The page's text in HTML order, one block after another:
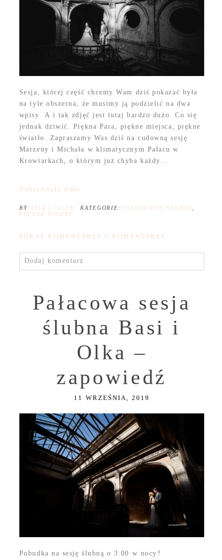
Sesja, której część chcemy Wam dziś pokazać była
na tyle obszerna, że musimy ją podzielić na dwa
wpisy. A i tak zdjęć jest tutaj bardzo dużo. Co się
jednak dziwić. Piękna Para, piękne miejsca, piękne
światło. Zapraszamy Was dziś na cudowną sesję
Marzeny i Michała w klimatycznym Pałacu w
Krowiarkach, o którym już chyba każdy...
Zobacz cały wpis
BY ANIA I JACEK KATEGORIE: FOTOGRAFIA ŚLUBNA
PLENER ŚLUBNY
POKAŻ KOMENTARZE 0 KOMENTARZE
Dodaj komentarz
Pałacowa sesja
ślubna Basi i
Olka –
zapowiedź
11 WRZEŚNIA, 2019
Pobudka na sesję ślubną o 3:00 w nocy?